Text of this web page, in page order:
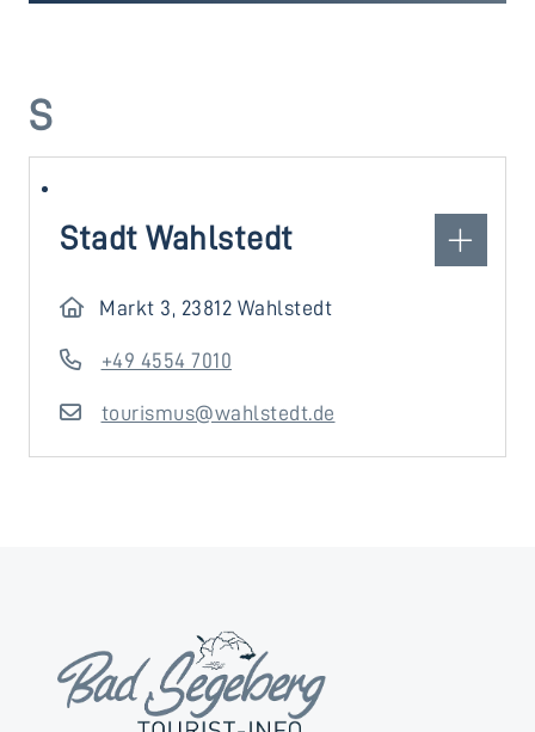
S
Stadt Wahlstedt
Markt 3, 23812 Wahlstedt
+49 4554 7010
tourismus@wahlstedt.de